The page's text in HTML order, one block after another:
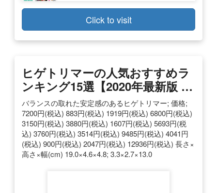
Click to visit
ヒゲトリマーの人気おすすめラ
ンキング15選【2020年最新版 …
バランスの取れた安定感のあるヒゲトリマー; 価格;
7200円(税込) 883円(税込) 1919円(税込) 6800円(税込)
3150円(税込) 3880円(税込) 1607円(税込) 5693円(税
込) 3760円(税込) 3514円(税込) 9485円(税込) 4041円
(税込) 900円(税込) 2047円(税込) 12936円(税込) 長さ×
高さ×幅(cm) 19.0×4.6×4.8; 3.3×2.7×13.0